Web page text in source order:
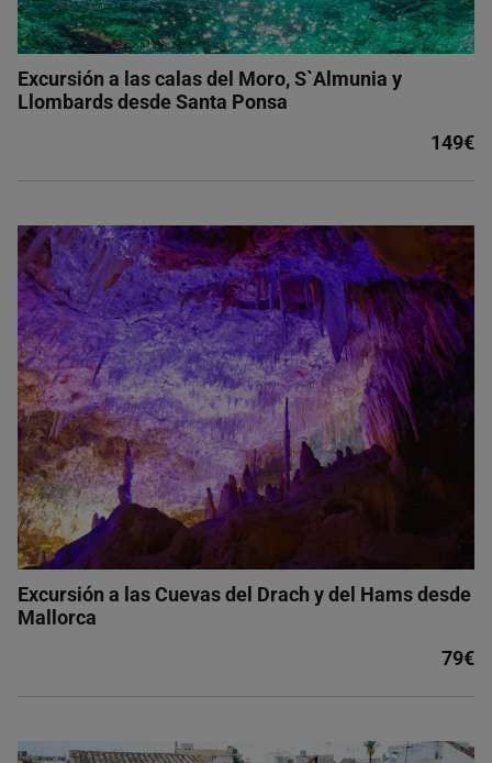
Excursión a las calas del Moro, S`Almunia y
Llombards desde Santa Ponsa
149€
Excursión a las Cuevas del Drach y del Hams desde
Mallorca
79€